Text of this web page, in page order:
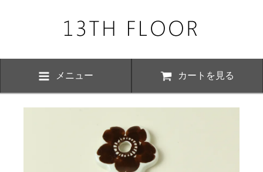
メニュー カートを見る